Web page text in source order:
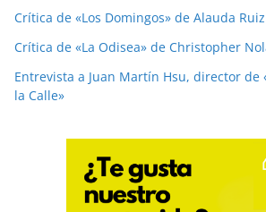
Crítica de «Los Domingos» de Alauda
Crítica de «La Odisea» de Christopher
Entrevista a Juan Martín Hsu, director de
la Calle»